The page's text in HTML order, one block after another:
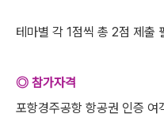
테마별 각 1점씩 총 2점 제출
◎ 참가자격
포항경주공항 항공권 인증 여